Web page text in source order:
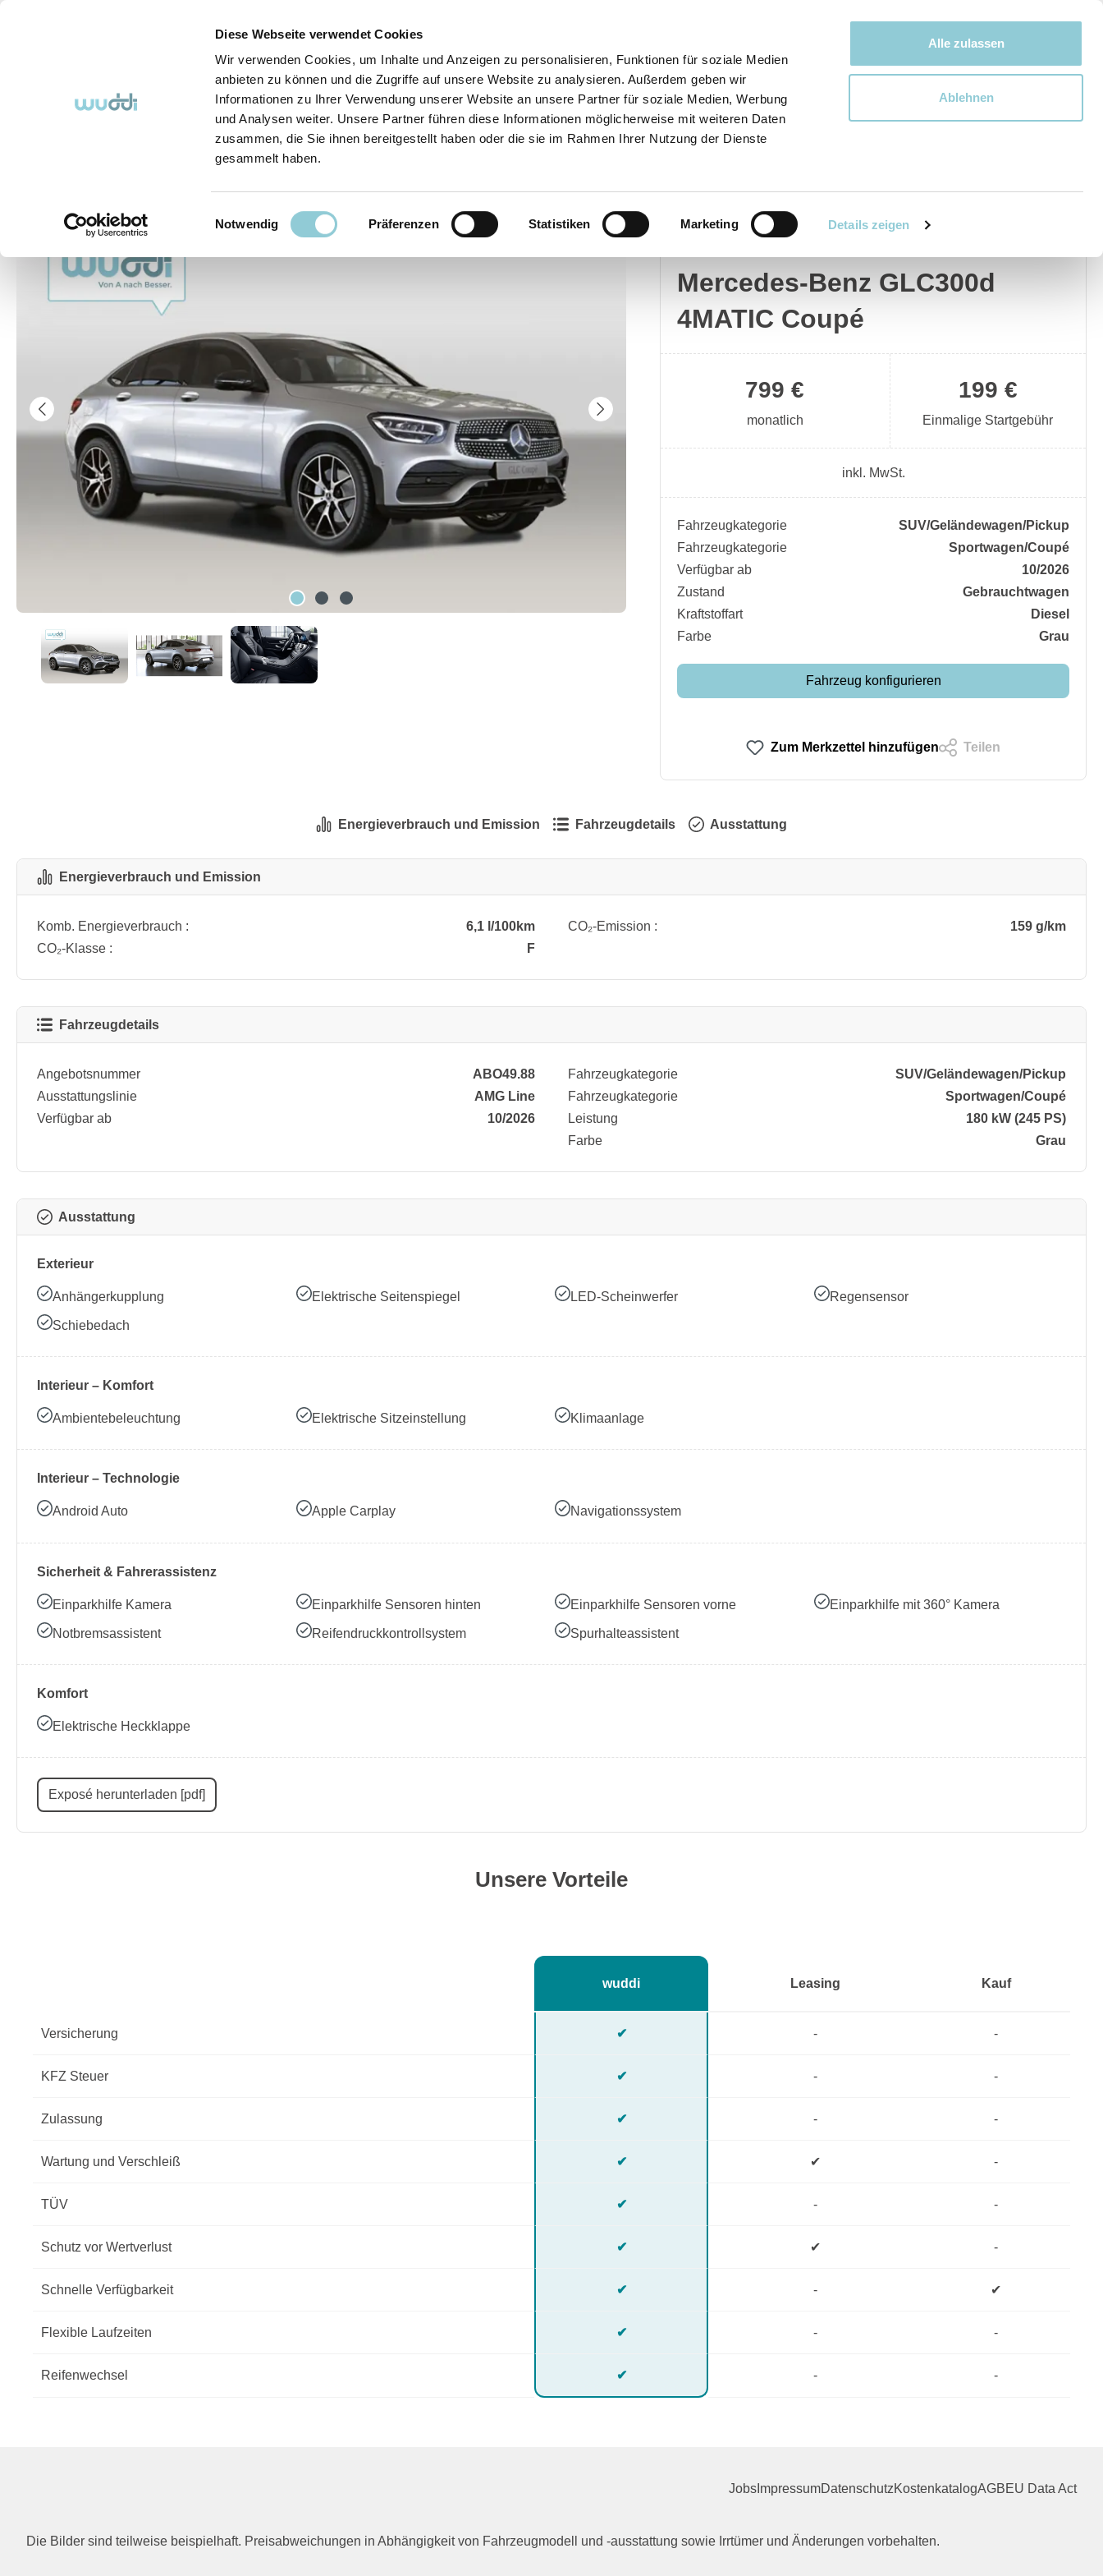
Diese Webseite verwendet Cookies
Wir verwenden Cookies, um Inhalte und Anzeigen zu personalisieren, Funktionen für soziale Medien
anbieten zu können und die Zugriffe auf unsere Website zu analysieren. Außerdem geben wir
Informationen zu Ihrer Verwendung unserer Website an unsere Partner für soziale Medien, Werbung
und Analysen weiter. Unsere Partner führen diese Informationen möglicherweise mit weiteren Daten
zusammen, die Sie ihnen bereitgestellt haben oder die sie im Rahmen Ihrer Nutzung der Dienste
gesammelt haben.
Einwilligungsauswahl
Notwendig Präferenzen Statistiken Marketing Details zeigen
Alle zulassen
Ablehnen
Bewegen bewegt uns!
Abo-Fahrzeuge So funktioniert's (FAQ) Über Uns Kontakt
Bildergalerie überspringen
Mercedes-Benz
Mercedes-Benz GLC300d
4MATIC Coupé
199 €
Einmalige Startgebühr
799 €
monatlich
inkl. MwSt.
Fahrzeugkategorie
SUV/​Geländewagen/​Pickup
Fahrzeugkategorie
Sportwagen/​Coupé
Verfügbar ab
10/2026
Zustand
Gebrauchtwagen
Kraftstoffart
Diesel
Farbe
Grau
Fahrzeug konfigurieren
Zum Merkzettel hinzufügen Teilen
Energieverbrauch und Emission Fahrzeugdetails Ausstattung
Energieverbrauch und Emission
Komb. Energieverbrauch : 6,1 l/100km CO₂-Emission :
159 g/km
CO₂-Klasse :
F
Fahrzeugdetails
Angebotsnummer
ABO49.88
Ausstattungslinie
AMG Line
Verfügbar ab
10/2026
Fahrzeugkategorie
SUV/​Geländewagen/​Pickup
Fahrzeugkategorie
Sportwagen/​Coupé
Leistung
180 kW (245 PS)
Farbe
Grau
Ausstattung
Exterieur
Anhängerkupplung Elektrische Seitenspiegel LED-Scheinwerfer Regensensor
Schiebedach
Interieur – Komfort
Ambientebeleuchtung Elektrische Sitzeinstellung Klimaanlage
Interieur – Technologie
Android Auto Apple Carplay Navigationssystem
Sicherheit & Fahrerassistenz
Einparkhilfe Kamera Einparkhilfe Sensoren hinten Einparkhilfe Sensoren vorne Einparkhilfe mit 360° Kamera
Notbremsassistent Reifendruckkontrollsystem Spurhalteassistent
Komfort
Elektrische Heckklappe
Exposé herunterladen [pdf]
Unsere Vorteile
wuddi Leasing Kauf
Versicherung ✔ - -
KFZ Steuer ✔ - -
Zulassung ✔ - -
Wartung und Verschleiß ✔ ✔ -
TÜV ✔ - -
Schutz vor Wertverlust ✔ ✔ -
Schnelle Verfügbarkeit ✔ - ✔
Flexible Laufzeiten ✔ - -
Reifenwechsel ✔ - -
Jobs ImpressumDatenschutzKostenkatalogAGBEU Data Act
Die Bilder sind teilweise beispielhaft. Preisabweichungen in Abhängigkeit von Fahrzeugmodell und -ausstattung sowie Irrtümer und Änderungen vorbehalten.